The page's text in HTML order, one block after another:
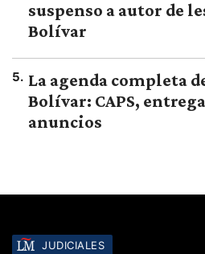
suspenso a autor de
Bolívar
5. La agenda completa
Bolívar: CAPS,
anuncios
JUDICIALES